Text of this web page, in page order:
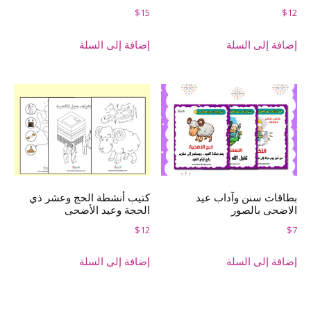
$12
إضافة إلى السلة
$15
إضافة إلى السلة
بطاقات سنن وآداب عيد
الاضحى بالصور
$7
إضافة إلى السلة
كتيب أنشطة الحج وعشر ذي
الحجة وعيد الأضحى
$12
إضافة إلى السلة